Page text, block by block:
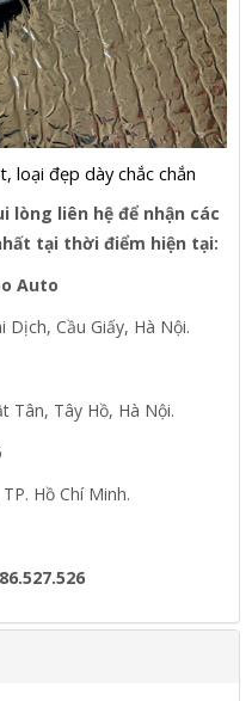
loại đẹp dày chắc chắn
lòng liên hệ để nhận các
tại thời điểm hiện tại:
Auto
Cầu Giấy, Hà Nội.
Tân, Tây Hồ, Hà Nội.
Hồ Chí Minh.